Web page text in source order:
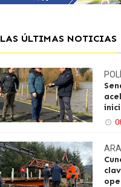
LAS ÚLTIMAS NOTICIAS